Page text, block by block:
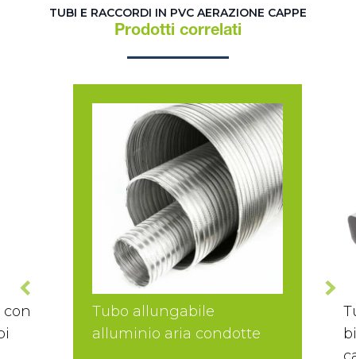
TUBI E RACCORDI IN PVC AERAZIONE CAPPE
Prodotti correlati
con
Tubo allungabile
alluminio aria condotte